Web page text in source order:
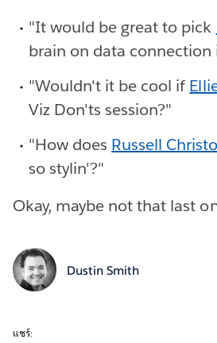
"It would be great to pick
brain on data connection
"Wouldn't it be cool if
Viz Don'ts session?"
"How does Russell
so stylin'?"
Okay, maybe not that last
Dustin Smith
แชร์: